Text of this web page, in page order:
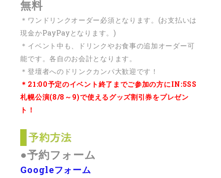
無料
＊ワンドリンクオーダー必須となります。(お支払いは
現金かPayPayとなります。)
＊イベント中も、ドリンクやお食事の追加オーダー可
能です。各自のお会計となります。
＊登壇者へのドリンクカンパ大歓迎です！
＊21:00予定のイベント終了までご参加の方にIN:5SS
札幌公演(8/8～9)で使えるグッズ割引券をプレゼン
ト！
●予約フォーム
Googleフォーム